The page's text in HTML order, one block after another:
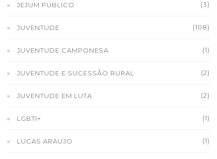
JEJUM PÚBLICO (3)
JUVENTUDE (108)
JUVENTUDE CAMPONESA (1)
JUVENTUDE E SUCESSÃO RURAL (2)
JUVENTUDE EM LUTA (2)
LGBTI+ (1)
LUCAS ARAUJO (1)